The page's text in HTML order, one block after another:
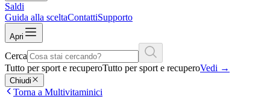
Saldi
Guida alla sceltaContattiSupporto
Apri
Cerca
Tutto per sport e recuperoTutto per sport e recuperoVedi →
Chiudi
Torna a Multivitaminici